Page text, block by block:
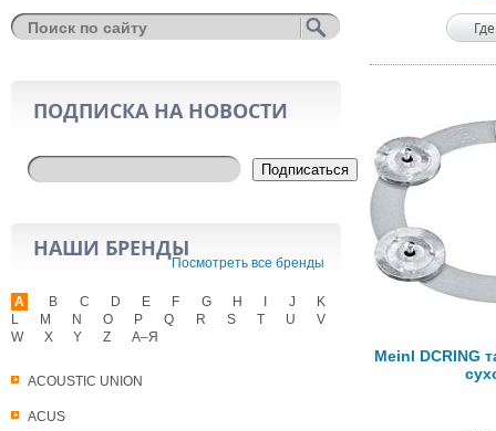
ПОДПИСКА НА НОВОСТИ
Подписаться
НАШИ БРЕНДЫ
Посмотреть все бренды
A
ACOUSTIC UNION
ACUS
B C D E F G H J
K
L
M N O P Q R S T U
V
W
X Y Z А–Я
Meinl DCRING